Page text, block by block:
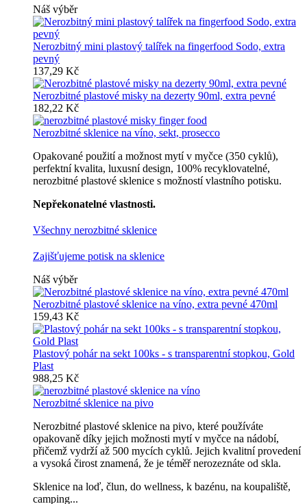
Náš výběr
Nerozbitný mini plastový talířek na fingerfood Sodo, extra
pevný
137,29 Kč
Nerozbitné plastové misky na dezerty 90ml, extra pevné
182,22 Kč
Nerozbitné sklenice na víno, sekt, prosecco
Opakované použití a možnost mytí v myčce (350 cyklů),
perfektní kvalita, luxusní design, 100% recyklovatelné,
nerozbitné plastové sklenice s možností vlastního potisku.
Nepřekonatelné vlastnosti.
Všechny nerozbitné sklenice
Zajišťujeme potisk na sklenice
Náš výběr
Nerozbitné plastové sklenice na víno, extra pevné 470ml
159,43 Kč
Plastový pohár na sekt 100ks - s transparentní stopkou, Gold
Plast
988,25 Kč
Nerozbitné sklenice na pivo
Nerozbitné plastové sklenice na pivo, které používáte
opakovaně díky jejich možnosti mytí v myčce na nádobí,
přičemž vydrží až 500 mycích cyklů. Jejich kvalitní provedení
a vysoká čirost znamená, že je téměř nerozeznáte od skla.
Sklenice na loď, člun, do wellness, k bazénu, na koupaliště,
camping...